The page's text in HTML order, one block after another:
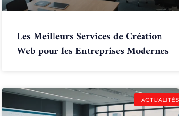
Les Meilleurs Services de Création
Web pour les Entreprises Modernes
ACTUALITÉS